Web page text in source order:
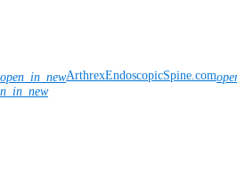
open_in_newArthrexEndoscopicSpine.com